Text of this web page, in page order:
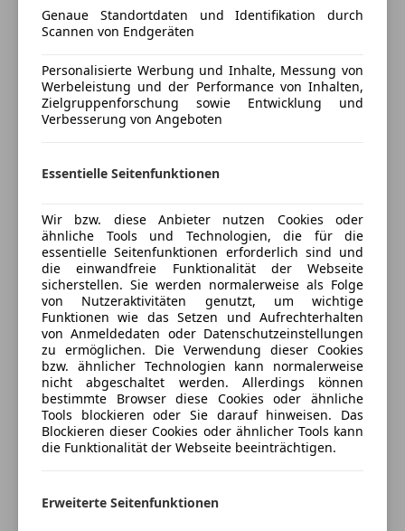
ABS
Airbag hinten
Alarmanlage
Beifahrerairbag
ESP
Fahrerairbag
Kopfairbag
Seitenairbag
Servolenkung
Traktionskontrolle
Wegfahrsperre
Xenonscheinwerfer
Zentralverriegelung mit Funkfernbedienung
Extras
Alufelgen
Scheinwerferreinigung
Skisack
Sportfahrwerk
New ignition system
Oil change from 3000 to 3000 km
ATJ Best exhaust system registered with the car
For more details contact me
Kfz-Versicherung
Versicherungsschutz an Ihre Bedürfnisse
anpassen
Freischaden-Gutschein ab Stufe 0
Auto einfach online versichern & Rabatt holen
Jetzt berechnen
Verkäufer Privat
Genaue Standortdaten und Identifikation durch
Scannen von Endgeräten
Personalisierte Werbung und Inhalte, Messung von
Werbeleistung und der Performance von Inhalten,
Zielgruppenforschung sowie Entwicklung und
Verbesserung von Angeboten
Essentielle Seitenfunktionen
Wir bzw. diese Anbieter nutzen Cookies oder
ähnliche Tools und Technologien, die für die
essentielle Seitenfunktionen erforderlich sind und
die einwandfreie Funktionalität der Webseite
sicherstellen. Sie werden normalerweise als Folge
von Nutzeraktivitäten genutzt, um wichtige
Funktionen wie das Setzen und Aufrechterhalten
von Anmeldedaten oder Datenschutzeinstellungen
zu ermöglichen. Die Verwendung dieser Cookies
bzw. ähnlicher Technologien kann normalerweise
nicht abgeschaltet werden. Allerdings können
bestimmte Browser diese Cookies oder ähnliche
Tools blockieren oder Sie darauf hinweisen. Das
Blockieren dieser Cookies oder ähnlicher Tools kann
die Funktionalität der Webseite beeinträchtigen.
Erweiterte Seitenfunktionen